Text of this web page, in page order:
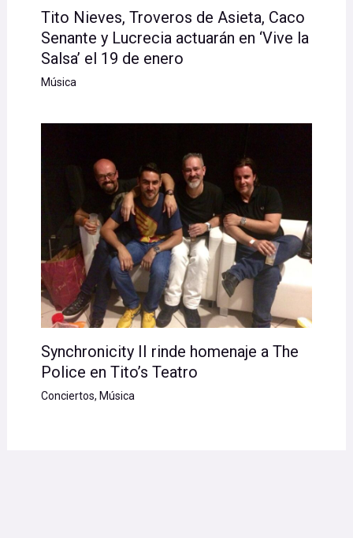
Tito Nieves, Troveros de Asieta, Caco
Senante y Lucrecia actuarán en ‘Vive la
Salsa’ el 19 de enero
Música
Synchronicity II rinde homenaje a The
Police en Tito’s Teatro
Conciertos, Música